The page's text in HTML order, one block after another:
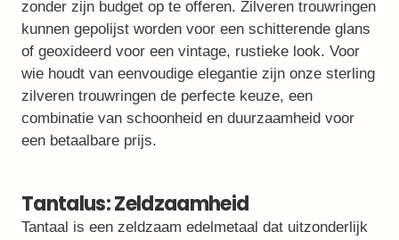
zonder zijn budget op te offeren. Zilveren trouwringen
kunnen gepolijst worden voor een schitterende glans
of geoxideerd voor een vintage, rustieke look. Voor
wie houdt van eenvoudige elegantie zijn onze sterling
zilveren trouwringen de perfecte keuze, een
combinatie van schoonheid en duurzaamheid voor
een betaalbare prijs.
Tantalus: Zeldzaamheid
Tantaal is een zeldzaam edelmetaal dat uitzonderlijk